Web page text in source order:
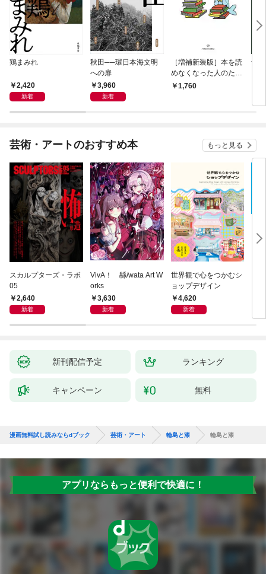
鶏まみれ
2,420
新着
秋田──環日本海文明
への扉
3,960
新着
［増補新装版］本を読
めなくなった人のため
の読書論
1,760
ザ
芸術・アートのおすすめ本 もっと見る
スカルプターズ・ラボ
05
2,640
新着
VivA！ 緜/wata Art W
orks
3,630
新着
世界観で心をつかむシ
ョップデザイン
4,620
新着
新刊配信予定 ランキング
キャンペーン 無料
漫画無料試し読みならdブック 芸術・アート 輪島と漆 輪島と漆
アプリならもっと便利で快適に！